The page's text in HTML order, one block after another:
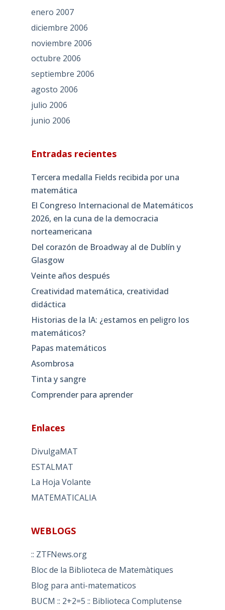
enero 2007
diciembre 2006
noviembre 2006
octubre 2006
septiembre 2006
agosto 2006
julio 2006
junio 2006
Entradas recientes
Tercera medalla Fields recibida por una
matemática
El Congreso Internacional de Matemáticos
2026, en la cuna de la democracia
norteamericana
Del corazón de Broadway al de Dublín y
Glasgow
Veinte años después
Creatividad matemática, creatividad
didáctica
Historias de la IA: ¿estamos en peligro los
matemáticos?
Papas matemáticos
Asombrosa
Tinta y sangre
Comprender para aprender
Enlaces
DivulgaMAT
ESTALMAT
La Hoja Volante
MATEMATICALIA
WEBLOGS
:: ZTFNews.org
Bloc de la Biblioteca de Matemàtiques
Blog para anti-matematicos
BUCM :: 2+2=5 :: Biblioteca Complutense